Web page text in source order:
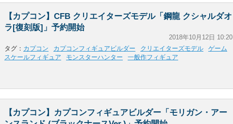
【カプコン】CFB クリエイターズモデル「鋼龍 クシャルダオ
ラ[復刻版]」予約開始
2018年10月12日 10:20
タグ： カプコン カプコンフィギュアビルダー クリエイターズモデル
ゲーム
スケールフィギュア
モンスターハンター 一般作フィギュア
【カプコン】カプコンフィギュアビルダー「モリガン・アー